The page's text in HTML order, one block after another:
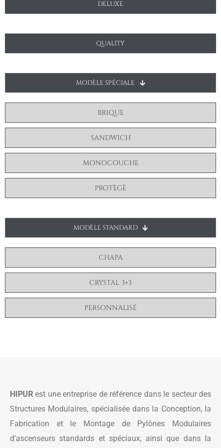
DELUXE
QUALITY
MODÈLE SPÉCIALE
BRIQUE
SANDWICH
MONOCOUCHE
PROTÈGÈ
MODÈLE STANDARD
CHAPA
CRYSTAL 3+3
PERSONNALISÉ
HIPURest une entreprise de référence dans le secteur des
Structures Modulaires, spécialisée dans la Conception, la
Fabrication et le Montage de Pylônes Modulaires
d’ascenseurs standards et spéciaux, ainsi que dans la